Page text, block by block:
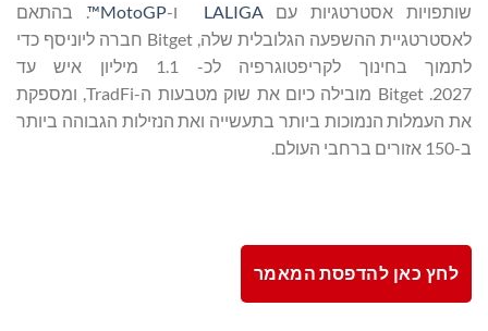
שותפויות אסטרטגיות עםLALIGA ו-MotoGP™
. בהתאם
לאסטרטגיית ההשפעה הגלובלית שלה, Bitget חברה ליוניסף כדי
לתמוך בחינוך לקריפטוגרפיה לכ- 1.1 מיליון איש עד
2027. Bitget מובילה כיום את שוק מטבעות ה-TradFi, ומספקת
את העמלות הנמוכות ביותר בתעשייה ואת הנזילות הגבוהה ביותר
ב-150 אזורים ברחבי העולם.
לחץ כאן להדפסת המאמר